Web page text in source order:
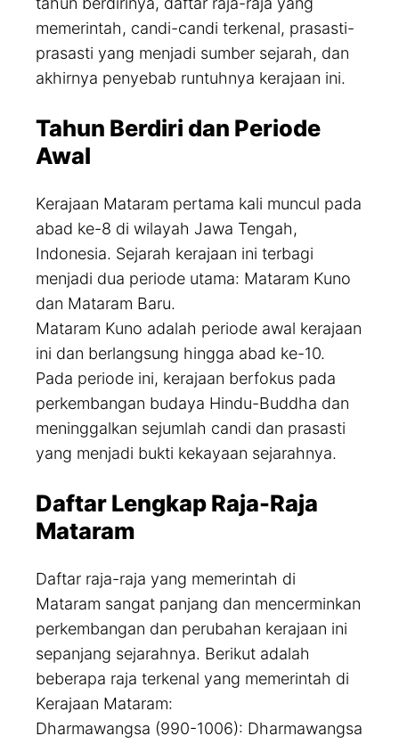
memerintah, candi-candi terkenal, prasasti-
prasasti yang menjadi sumber sejarah, dan
akhirnya penyebab runtuhnya kerajaan ini.
Tahun Berdiri dan Periode
Awal
Kerajaan Mataram pertama kali muncul pada
abad ke-8 di wilayah Jawa Tengah,
Indonesia. Sejarah kerajaan ini terbagi
menjadi dua periode utama: Mataram Kuno
dan Mataram Baru.
Mataram Kuno adalah periode awal kerajaan
ini dan berlangsung hingga abad ke-10.
Pada periode ini, kerajaan berfokus pada
perkembangan budaya Hindu-Buddha dan
meninggalkan sejumlah candi dan prasasti
yang menjadi bukti kekayaan sejarahnya.
Daftar Lengkap Raja-Raja
Mataram
Daftar raja-raja yang memerintah di
Mataram sangat panjang dan mencerminkan
perkembangan dan perubahan kerajaan ini
sepanjang sejarahnya. Berikut adalah
beberapa raja terkenal yang memerintah di
Kerajaan Mataram:
Dharmawangsa (990-1006): Dharmawangsa